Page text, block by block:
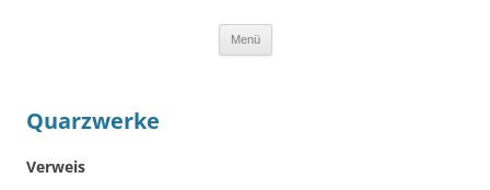
Menü
Quarzwerke
Verweis